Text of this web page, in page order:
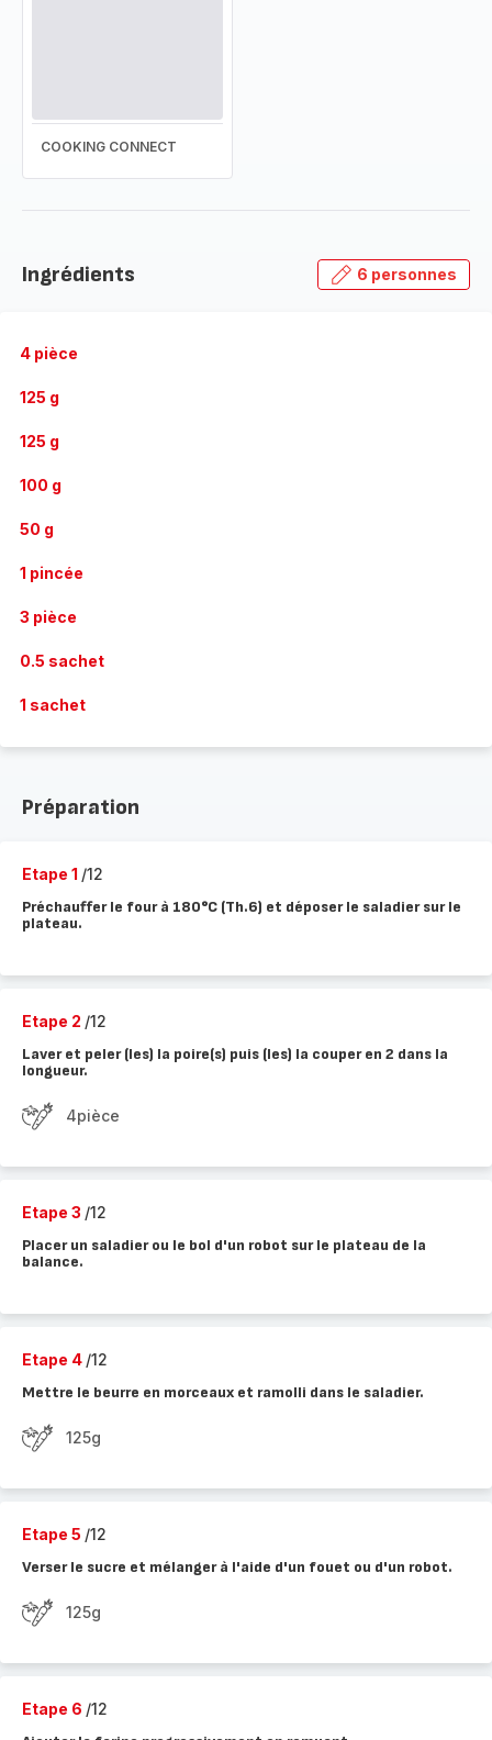
COOKING CONNECT
Ingrédients 6 personnes
4 pièce
125 g
125 g
100 g
50 g
1 pincée
3 pièce
0.5 sachet
1 sachet
Préparation
Etape 1 /12
Préchauffer le four à 180°C (Th.6) et déposer le saladier sur le
plateau.
Etape 2 /12
Laver et peler (les) la poire(s) puis (les) la couper en 2 dans la
longueur.
4pièce
Etape 3 /12
Placer un saladier ou le bol d'un robot sur le plateau de la
balance.
Etape 4 /12
Mettre le beurre en morceaux et ramolli dans le saladier.
125g
Etape 5 /12
Verser le sucre et mélanger à l'aide d'un fouet ou d'un robot.
125g
Etape 6 /12